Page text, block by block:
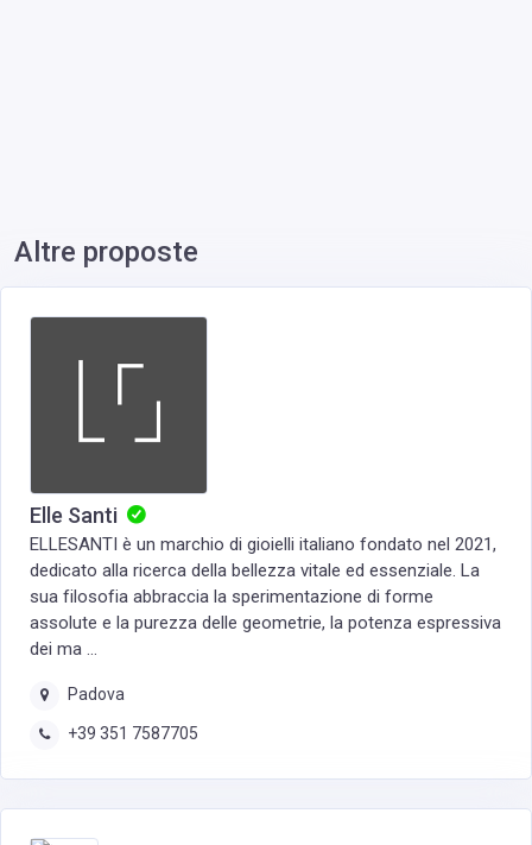
Altre proposte
Elle Santi
ELLESANTI è un marchio di gioielli italiano fondato nel 2021,
dedicato alla ricerca della bellezza vitale ed essenziale. La
sua filosofia abbraccia la sperimentazione di forme
assolute e la purezza delle geometrie, la potenza espressiva
dei ma ...
Padova
+39 351 7587705